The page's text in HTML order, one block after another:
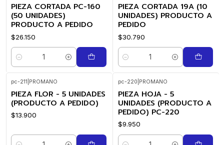
PIEZA CORTADA PC-160
(50 UNIDADES)
PRODUCTO A PEDIDO
$26.150
Cantidad
PIEZA CORTADA 19A (10
UNIDADES) PRODUCTO A
PEDIDO
$30.790
Cantidad
pc-211 PROMANO
PIEZA FLOR - 5 UNIDADES
(PRODUCTO A PEDIDO)
$13.900
pc-220 PROMANO
PIEZA HOJA - 5
UNIDADES (PRODUCTO A
PEDIDO) PC-220
$9.950